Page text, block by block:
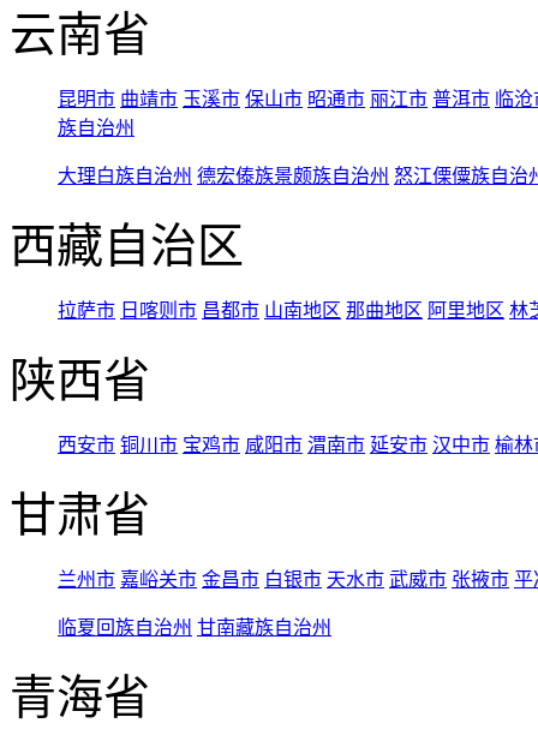
云南省
昆明市 曲靖市 玉溪市 保山市 昭通市 丽江市 普洱市 临
族自治州
大理白族自治州 德宏傣族景颇族自治州 怒江傈僳族自治
西藏自治区
拉萨市 日喀则市 昌都市 山南地区 那曲地区 阿里地区 林
陕西省
西安市 铜川市 宝鸡市 咸阳市 渭南市 延安市 汉中市 榆林
甘肃省
兰州市 嘉峪关市 金昌市 白银市 天水市 武威市 张掖市 平
临夏回族自治州 甘南藏族自治州
青海省